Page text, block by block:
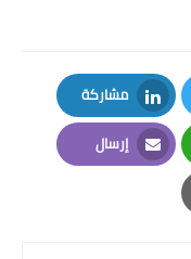
مشاركة
LinkedIn
إرسال
Email